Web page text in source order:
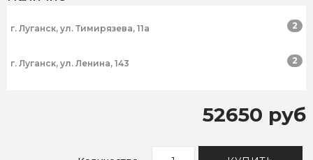
г. Луганск, ул. Тимирязева, 11а 2
г. Луганск, ул. Ленина, 143 2
52650 руб